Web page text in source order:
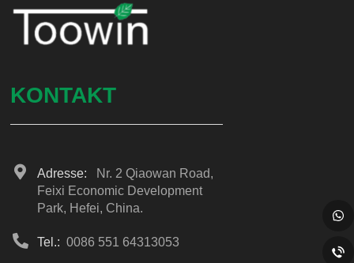
KONTAKT
Adresse:
Nr. 2 Qiaowan Road,
Feixi Economic Development
Park, Hefei, China.
Tel.: 0086 551 64313053